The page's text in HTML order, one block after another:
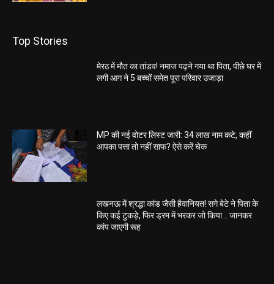
Top Stories
मेरठ में मौत का तांडव! नमाज पढ़ने गया था पिता, पीछे घर में
लगी आग ने 5 बच्चों समेत पूरा परिवार उजाड़ा
MP की नई वोटर लिस्ट जारी: 34 लाख नाम कटे, कहीं
आपका पत्ता तो नहीं साफ? ऐसे करें चेक
लखनऊ में श्रद्धा कांड जैसी हैवानियत! सगे बेटे ने पिता के
किए कई टुकड़े, फिर ड्रम में भरकर जो किया… जानकर
कांप जाएगी रूह